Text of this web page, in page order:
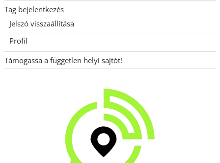
Tag bejelentkezés
Jelszó visszaállítása
Profil
Támogassa a független helyi sajtót!